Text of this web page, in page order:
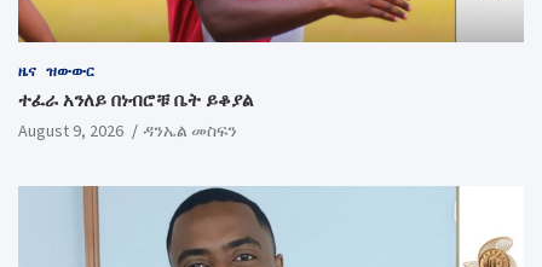
ዜና ዝውውር
ተፈራ አንለይ በነብሮቹ ቤት ይቆያል
August 9, 2026 ዳንኤል መስፍን